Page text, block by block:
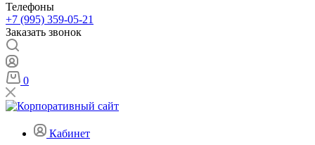
Телефоны
+7 (995) 359-05-21
Заказать звонок
0
Кабинет